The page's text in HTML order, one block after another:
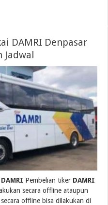
DAMRI Denpasar
Jadwal
Pembelian tiker DAMRI
secara offline ataupun
secara offline bisa dilakukan di